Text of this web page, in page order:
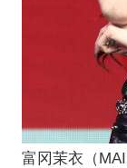
富冈茉衣（